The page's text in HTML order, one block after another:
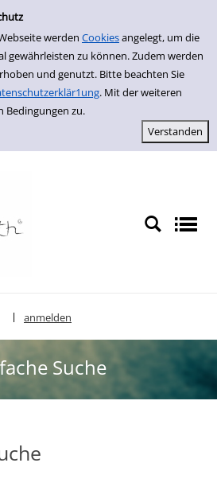
werden Cookiesangelegt, um die
gewährleisten zu können. Zudem werden
und genutzt. Bitte beachten Sie
. Mit der weiteren
Bedingungen zu.
anmelden
Suche